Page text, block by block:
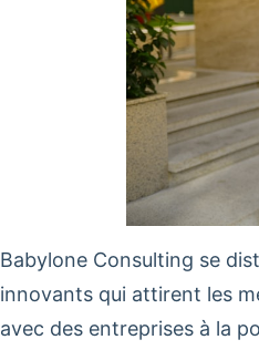
Babylone Consulting se
innovants qui attirent les
avec des entreprises à la